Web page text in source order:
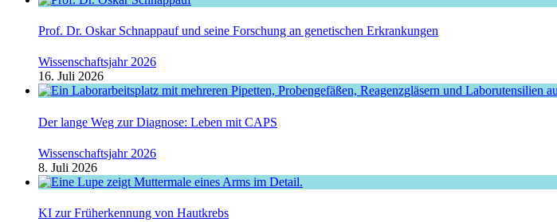
Prof. Dr. Oskar Schnappauf und seine Forschung an genetischen Erkrankungen
Wissenschaftsjahr 2026
16. Juli 2026
Der lange Weg zur Diagnose: Leben mit CAPS
Wissenschaftsjahr 2026
8. Juli 2026
KI zur Früherkennung von Hautkrebs